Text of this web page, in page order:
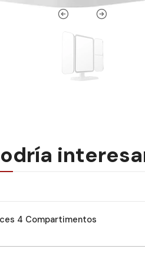
4 Compartimentos